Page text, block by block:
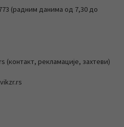
(радним данима од 7,30 до
(контакт, рекламације, захтеви)